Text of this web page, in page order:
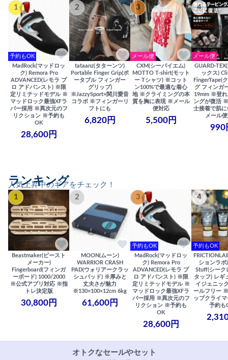
1
予約もOK
MadRock(マッドロッ
ク) Remora Pro
ADVANCED(レモラ プ
ロ アドバンスト) ※限
定リミテッドモデル ※
マッドロック最強XFラ
バー採用 ※異次元のフ
リクション ※予約も
OK
28,600円
2
tataanz(タターンツ)
Portable Finger Grip(ポ
ータブル フィンガー
グリップ)
※JazzySport×関川愛音
コラボ ※フィンガーリ
フトにも
6,820円
3
メール便
CXM(シーバイエム)
MOTTO T-shirt(モット
ー Tシャツ) ※コット
ン100%で最適な着心
地 ※クライミングの本
質を胸に表現 ※メール
便対応
5,500円
4
メール便
GUARD-
ックス)
FingerTape(
グ フィンガ
19mm ※登れ
ングが復活
士接着で肌
メール
990
人気上昇中のギアをチェック！
ランキング
1
Beastmaker(ビースト
メーカー)
Fingerboard(フィンガ
ーボード) 1000/2000
※公式アプリ対応 ※指
トレ決定版
30,800円
2
MOON(ムーン)
WARRIOR CRASH
PAD(ウォリアークラッ
シュパッド) ※厚みと
丈夫さが魅力
※130×100×12cm 6kg
61,600円
3
予約もOK
MadRock(マッドロッ
ク) Remora Pro
ADVANCED(レモラ プ
ロ アドバンスト) ※限
定リミテッドモデル ※
マッドロック最強XFラ
バー採用 ※異次元のフ
リクション ※予約も
OK
28,600円
4
予約もOK
ションラボ
Stuff(シーク
タッフ) レギ
イジェニッ
ールフリー
ップクライ
予約も
オトクなセールやセット